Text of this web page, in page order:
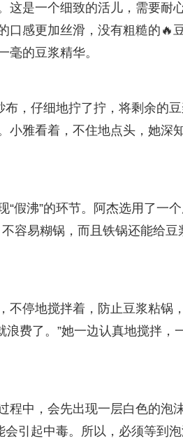
这是一个细致的活儿，需要耐
口感更加丝滑，没有粗糙的🔥
的豆浆精华。
布，仔细地拧了拧，将剩余的
雅看着，不住地点头，她深知
假沸”的环节。阿杰选用了一
容易糊锅，而且铁锅还能给豆
不停地搅拌着，防止豆浆粘锅
浪费了。”她一边认真地搅拌，
程中，会先出现一层白色的泡沫
会引起中毒。所以，必须等到